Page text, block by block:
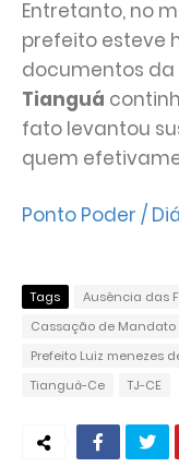
Entretanto, no
prefeito esteve
documentos da
Tianguá
fato levantou
quem
Ponto Poder /
Tags Ausência das
Cassação de Mandato
Prefeito Luiz menezes
Tianguá-Ce
TJ-CE